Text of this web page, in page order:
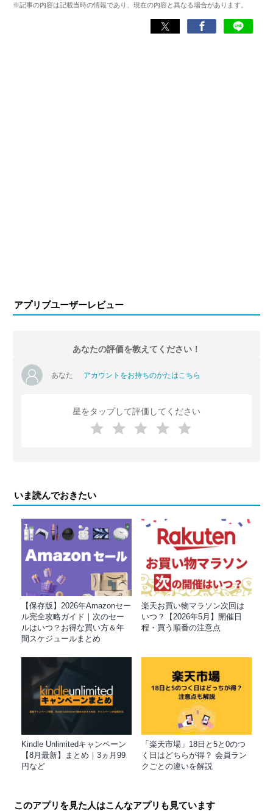
スマホアプリ）他
※記事の内容は記載当時の情報であり、現在の内容と異なる場合があります。
アプリブユーザーレビュー
あなたの評価を教えてください！
あなた アカウントをお持ちのかたはこちら
星をタップして評価してください
いま読んでおきたい
【保存版】2026年Amazonセー
ル完全攻略ガイド｜次のセー
ルはいつ？お得な買い方＆年
間スケジュールまとめ
楽天お買い物マラソン次回は
いつ？【2026年5月】開催日
程・買う順番の注意点
Kindle Unlimitedキャンペーン
【8月最新】まとめ｜3ヵ月99
円など
「楽天市場」18日と5と0のつ
く日はどちらが得？ 会員ラン
クごとの違いを解説
このアプリを見た人はこんなアプリも見ています